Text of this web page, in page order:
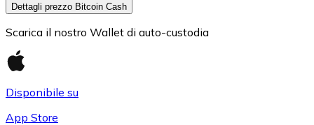
Dettagli prezzo Bitcoin Cash
Scarica il nostro Wallet di auto-custodia
Disponibile su
App Store